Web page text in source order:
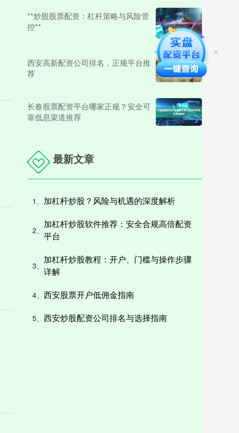
**炒股股票配资：杠杆策略与风险管
控**
西安高新配资公司排名，正规平台推
荐
长春股票配资平台哪家正规？安全可
靠低息渠道推荐
最新文章
1、 加杠杆炒股？风险与机遇的深度解析
2、
加杠杆炒股软件推荐：安全合规高倍配资
平台
3、
加杠杆炒股教程：开户、门槛与操作步骤
详解
4、 西安股票开户低佣金指南
5、 西安炒股配资公司排名与选择指南